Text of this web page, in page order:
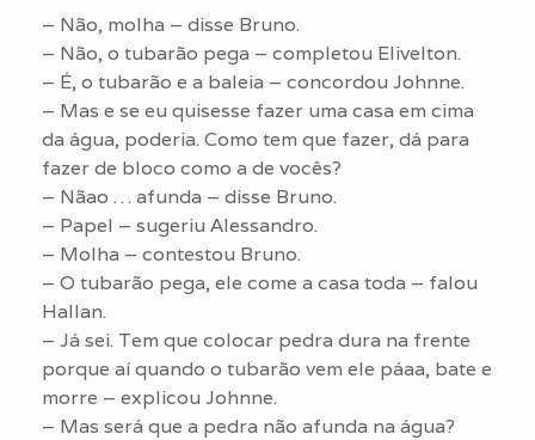
– Não, molha – disse Bruno.
– Não, o tubarão pega – completou Elivelton.
– É, o tubarão e a baleia – concordou Johnne.
– Mas e se eu quisesse fazer uma casa em cima
da água, poderia. Como tem que fazer, dá para
fazer de bloco como a de vocês?
– Nãao … afunda – disse Bruno.
– Papel – sugeriu Alessandro.
– Molha – contestou Bruno.
– O tubarão pega, ele come a casa toda – falou
Hallan.
– Já sei. Tem que colocar pedra dura na frente
porque aí quando o tubarão vem ele páaa, bate e
morre – explicou Johnne.
– Mas será que a pedra não afunda na água?